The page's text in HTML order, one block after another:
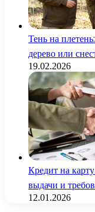
Тень на
дерево или
19.02.2026
Кредит на
выдачи и
12.01.2026